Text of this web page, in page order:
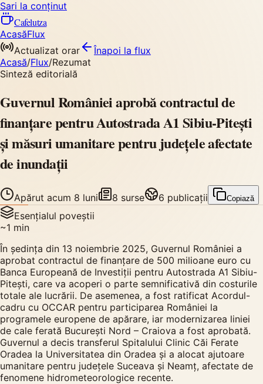
Sari la conținut
Cafelutza
AcasăFlux
Actualizat orar
Înapoi la flux
Acasă/Flux/Rezumat
Sinteză editorială
Guvernul României aprobă contractul de
finanțare pentru Autostrada A1 Sibiu-Pitești
și măsuri umanitare pentru județele afectate
de inundații
Apărut acum 8 luni 8 surse 6 publicații Copiază
Esențialul poveștii
~1 min
În ședința din 13 noiembrie 2025, Guvernul României a
aprobat contractul de finanțare de 500 milioane euro cu
Banca Europeană de Investiții pentru Autostrada A1 Sibiu-
Pitești, care va acoperi o parte semnificativă din costurile
totale ale lucrării. De asemenea, a fost ratificat Acordul-
cadru cu OCCAR pentru participarea României la
programele europene de apărare, iar modernizarea liniei
de cale ferată București Nord – Craiova a fost aprobată.
Guvernul a decis transferul Spitalului Clinic Căi Ferate
Oradea la Universitatea din Oradea și a alocat ajutoare
umanitare pentru județele Suceava și Neamț, afectate de
fenomene hidrometeorologice recente.